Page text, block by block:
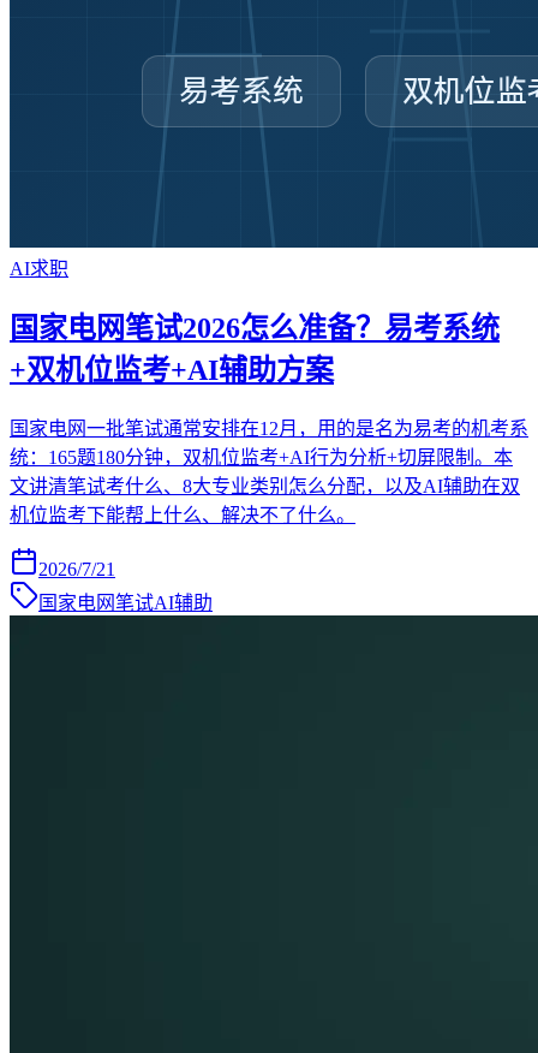
AI求职
国家电网笔试2026怎么准备？易考系统
+双机位监考+AI辅助方案
国家电网一批笔试通常安排在12月，用的是名为易考的机考系
统：165题180分钟，双机位监考+AI行为分析+切屏限制。本
文讲清笔试考什么、8大专业类别怎么分配，以及AI辅助在双
机位监考下能帮上什么、解决不了什么。
2026/7/21
国家电网笔试AI辅助